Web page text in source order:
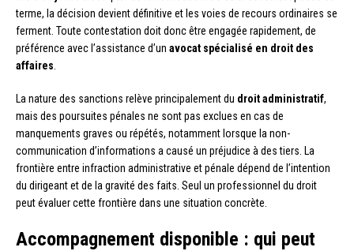
terme, la décision devient définitive et les voies de recours ordinaires se
ferment. Toute contestation doit donc être engagée rapidement, de
préférence avec l’assistance d’un avocat spécialisé en droit des
affaires
La nature des sanctions relève principalement du droit administratif,
mais des poursuites pénales ne sont pas exclues en cas de
manquements graves ou répétés, notamment lorsque la non-
communication d’informations a causé un préjudice à des tiers. La
frontière entre infraction administrative et pénale dépend de l’intention
du dirigeant et de la gravité des faits. Seul un professionnel du droit
peut évaluer cette frontière dans une situation concrète.
Accompagnement disponible : qui peut